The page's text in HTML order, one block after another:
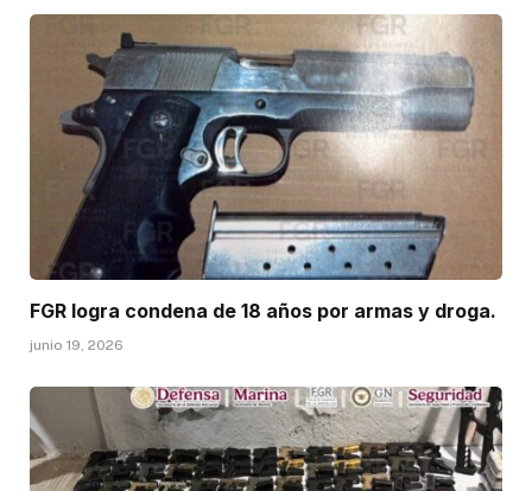
FGR logra condena de 18 años por armas y droga.
junio 19, 2026